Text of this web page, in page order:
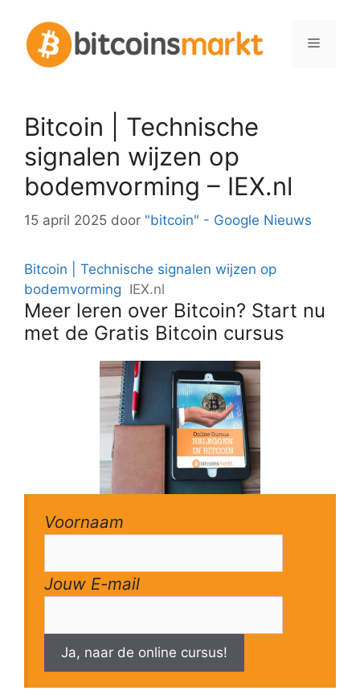
inhoud
Menu
Bitcoin | Technische
signalen wijzen op
bodemvorming – IEX.nl
15 april 2025 door "bitcoin" - Google Nieuws
Bitcoin | Technische signalen wijzen op
bodemvorming IEX.nl
Meer leren over Bitcoin? Start nu
met de Gratis Bitcoin cursus
Voornaam
Jouw E-mail
Ja, naar de online cursus!